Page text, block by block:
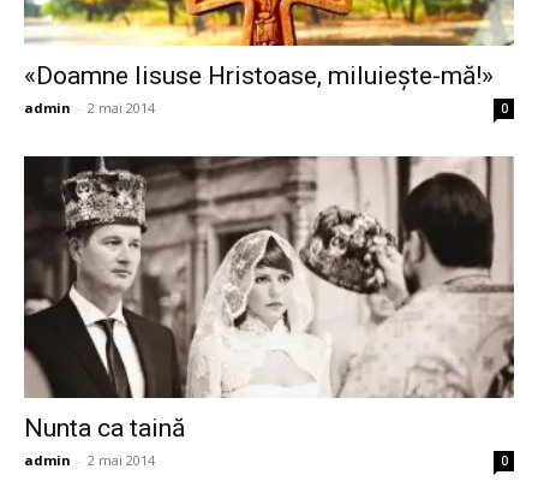
«Doamne Iisuse Hristoase, miluieşte-mă!»
admin - 2 mai 2014 0
Nunta ca taină
admin - 2 mai 2014 0